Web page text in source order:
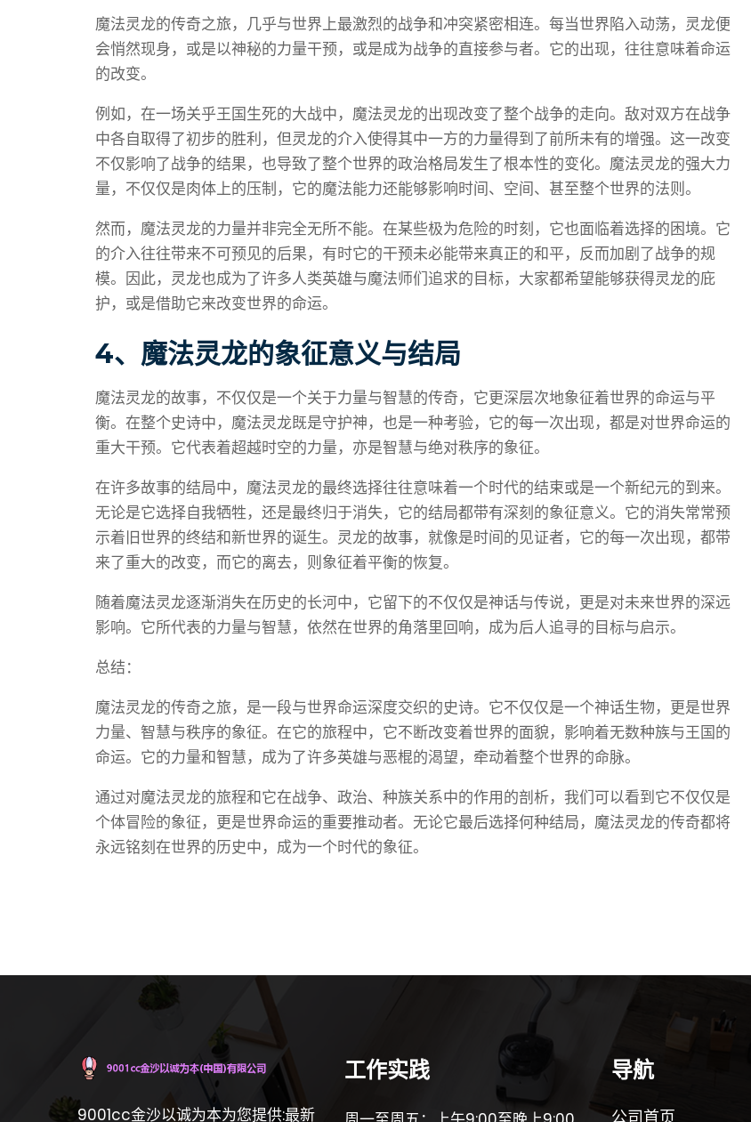
魔法灵龙的传奇之旅，几乎与世界上最激烈的战争和冲突紧密相连。每当世界陷入动荡，灵龙便
会悄然现身，或是以神秘的力量干预，或是成为战争的直接参与者。它的出现，往往意味着命运
的改变。
例如，在一场关乎王国生死的大战中，魔法灵龙的出现改变了整个战争的走向。敌对双方在战争
中各自取得了初步的胜利，但灵龙的介入使得其中一方的力量得到了前所未有的增强。这一改变
不仅影响了战争的结果，也导致了整个世界的政治格局发生了根本性的变化。魔法灵龙的强大力
量，不仅仅是肉体上的压制，它的魔法能力还能够影响时间、空间、甚至整个世界的法则。
然而，魔法灵龙的力量并非完全无所不能。在某些极为危险的时刻，它也面临着选择的困境。它
的介入往往带来不可预见的后果，有时它的干预未必能带来真正的和平，反而加剧了战争的规
模。因此，灵龙也成为了许多人类英雄与魔法师们追求的目标，大家都希望能够获得灵龙的庇
护，或是借助它来改变世界的命运。
4、魔法灵龙的象征意义与结局
魔法灵龙的故事，不仅仅是一个关于力量与智慧的传奇，它更深层次地象征着世界的命运与平
衡。在整个史诗中，魔法灵龙既是守护神，也是一种考验，它的每一次出现，都是对世界命运的
重大干预。它代表着超越时空的力量，亦是智慧与绝对秩序的象征。
在许多故事的结局中，魔法灵龙的最终选择往往意味着一个时代的结束或是一个新纪元的到来。
无论是它选择自我牺牲，还是最终归于消失，它的结局都带有深刻的象征意义。它的消失常常预
示着旧世界的终结和新世界的诞生。灵龙的故事，就像是时间的见证者，它的每一次出现，都带
来了重大的改变，而它的离去，则象征着平衡的恢复。
随着魔法灵龙逐渐消失在历史的长河中，它留下的不仅仅是神话与传说，更是对未来世界的深远
影响。它所代表的力量与智慧，依然在世界的角落里回响，成为后人追寻的目标与启示。
总结：
魔法灵龙的传奇之旅，是一段与世界命运深度交织的史诗。它不仅仅是一个神话生物，更是世界
力量、智慧与秩序的象征。在它的旅程中，它不断改变着世界的面貌，影响着无数种族与王国的
命运。它的力量和智慧，成为了许多英雄与恶棍的渴望，牵动着整个世界的命脉。
通过对魔法灵龙的旅程和它在战争、政治、种族关系中的作用的剖析，我们可以看到它不仅仅是
个体冒险的象征，更是世界命运的重要推动者。无论它最后选择何种结局，魔法灵龙的传奇都将
永远铭刻在世界的历史中，成为一个时代的象征。
9001cc金沙以诚为本为您提供:最新
工作实践 导航
公司首页